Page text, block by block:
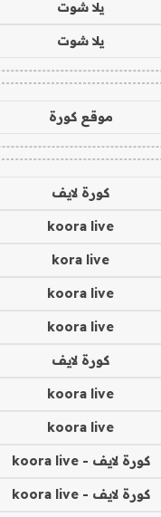
يلا شوت
يلا شوت
موقع كورة
كورة لايف
koora live
kora live
koora live
koora live
كورة لايف
koora live
koora live
كورة لايف - koora live
كورة لايف - koora live